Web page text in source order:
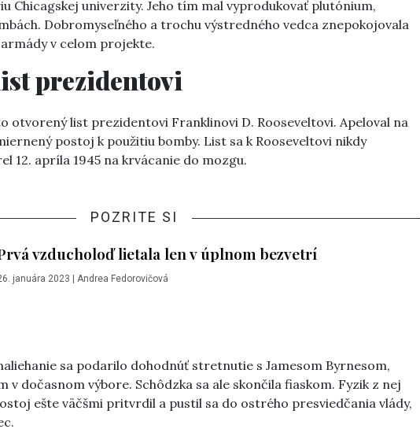
Chicagskej univerzity. Jeho tím mal vyprodukovať plutónium,
Dobromyseľného a trochu výstredného vedca znepokojovala
v celom projekte.
prezidentovi
otvorený list prezidentovi Franklinovi D. Rooseveltovi. Apeloval na
postoj k použitiu bomby. List sa k Rooseveltovi nikdy
12. apríla 1945 na krvácanie do mozgu.
POZRITE SI
vzducholoď lietala len v úplnom bezvetrí
januára 2023 Andrea Fedorovičová
sa podarilo dohodnúť stretnutie s Jamesom Byrnesom,
v dočasnom výbore. Schôdzka sa ale skončila fiaskom. Fyzik z nej
ešte väčšmi pritvrdil a pustil sa do ostrého presviedčania vlády,